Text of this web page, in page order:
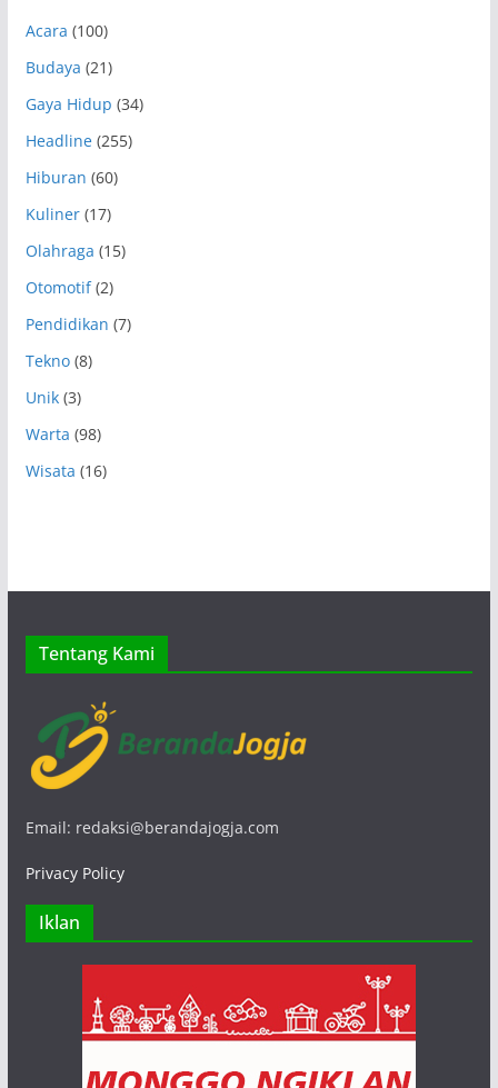
Acara (100)
Budaya (21)
Gaya Hidup (34)
Headline(255)
Hiburan (60)
Kuliner(17)
Olahraga (15)
Otomotif(2)
Pendidikan (7)
Tekno(8)
Unik(3)
Warta (98)
Wisata (16)
Tentang Kami
Email: redaksi@berandajogja.com
Privacy Policy
Iklan